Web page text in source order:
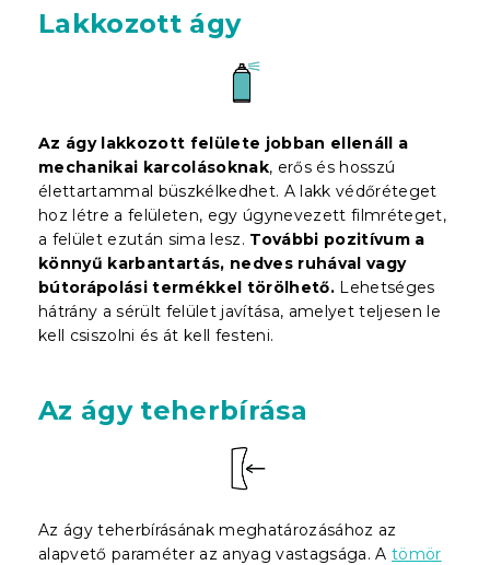
Lakkozott ágy
Az ágy lakkozott felülete jobban ellenáll a
mechanikai karcolásoknak, erős és hosszú
élettartammal büszkélkedhet. A lakk védőréteget
hoz létre a felületen, egy úgynevezett filmréteget,
a felület ezután sima lesz. További pozitívum a
könnyű karbantartás, nedves ruhával vagy
bútorápolási termékkel törölhető. Lehetséges
hátrány a sérült felület javítása, amelyet teljesen le
kell csiszolni és át kell festeni.
Az ágy teherbírása
Az ágy teherbírásának meghatározásához az
alapvető paraméter az anyag vastagsága. A tömör